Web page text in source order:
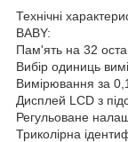
Технічні
BABY:
Пам'ять на 32
Вибір одиниць
Вимірювання за
Дисплей LCD з
Регульоване
Триколірна